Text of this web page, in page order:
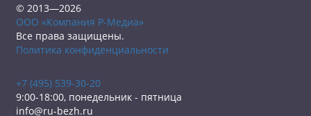
© 2013—2026
ООО «Компания Р-Медиа»
Все права защищены.
Политика конфиденциальности
+7 (495) 539-30-20
9:00-18:00, понедельник - пятница
info@ru-bezh.ru